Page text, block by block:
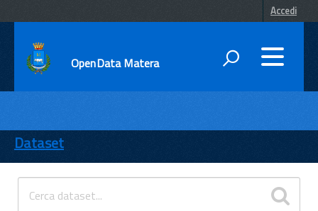
Accedi
OpenData Matera
ENTI
TEMI
INFORMAZIONI
Dataset